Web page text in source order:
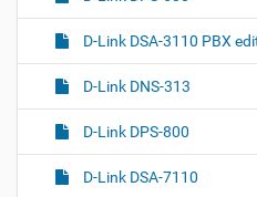
D-Link DSA-3110 PBX
D-Link DNS-313
D-Link DPS-800
D-Link DSA-7110